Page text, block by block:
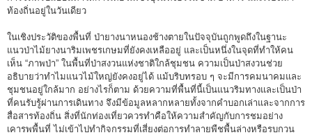
ท้องถิ่นอยู่ในวันเดียว
ในเชิงประวัติของพื้นที่ ป่ายางนาหนองช้างตายในปัจจุบันถูกพูดถึงในฐานะ
แนวป่าไม้ยางนาริมเพชรเกษมที่ยังคงเหลืออยู่ และเป็นหนึ่งในจุดที่ทำให้คน
เห็น “ภาพป่า” ในพื้นที่ป่าสงวนแห่งชาติใกล้ชุมชน ความเป็นป่าสงวนช่วย
อธิบายว่าทำไมแนวไม้ใหญ่ยังคงอยู่ได้ แม้บริบทรอบ ๆ จะมีการคมนาคมและ
ชุมชนอยู่ใกล้มาก อย่างไรก็ตาม ด้วยความที่พื้นที่นี้เป็นแนวริมทางและเป็นป่า
ที่คนรับรู้ผ่านการเดินทาง จึงมีข้อมูลหลากหลายทั้งจากคำบอกเล่าและจากการ
สื่อสารท้องถิ่น สิ่งที่นักท่องเที่ยวควรทำคือให้ความสำคัญกับการชมอย่าง
เคารพพื้นที่ ไม่เข้าไปทำกิจกรรมที่เสี่ยงต่อการทำลายพืชพื้นล่างหรือรบกวน